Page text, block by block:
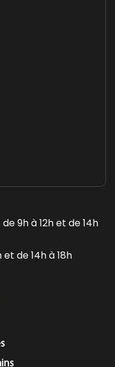
de 9h à 12h et de 14h
et de 14h à 18h